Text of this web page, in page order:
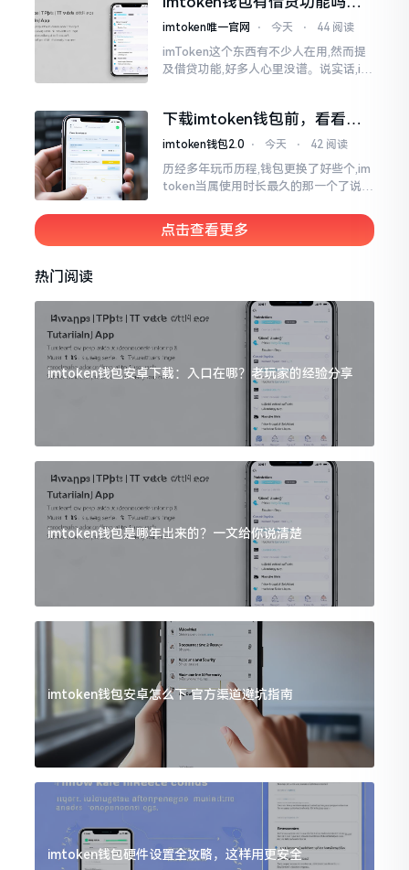
靠谱不靠谱一文说清楚
imtoken唯一官网 ⋅ 今天 ⋅ 44 阅读
imToken这个东西有不少人在用,然而提
及借贷功能,好多人心里没谱。说实话,im
议
下载imtoken钱包前，看看老
用户都咋说
imtoken钱包2.0 ⋅ 今天 ⋅ 42 阅读
历经多年玩币历程,钱包更换了好些个,im
token当属使用时长最久的那一个了说实
况
点击查看更多
热门阅读
imtoken钱包安卓下载：入口在哪？老玩家的经验分享
imtoken钱包是哪年出来的？一文给你说清楚
imtoken钱包安卓怎么下 官方渠道避坑指南
imtoken钱包硬件设置全攻略，这样用更安全